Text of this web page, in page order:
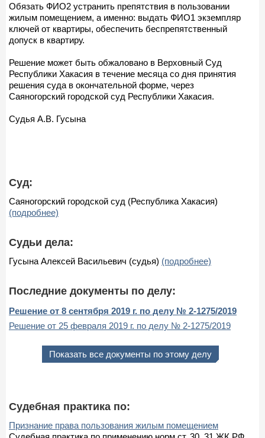
Обязать ФИО2 устранить препятствия в пользовании
жилым помещением, а именно: выдать ФИО1 экземпляр
ключей от квартиры, обеспечить беспрепятственный
допуск в квартиру.
Решение может быть обжаловано в Верховный Суд
Республики Хакасия в течение месяца со дня принятия
решения суда в окончательной форме, через
Саяногорский городской суд Республики Хакасия.
Судья А.В. Гусына
Суд:
Саяногорский городской суд (Республика Хакасия)
(подробнее)
Судьи дела:
Гусына Алексей Васильевич (судья) (подробнее)
Последние документы по делу:
Решение от 8 сентября 2019 г. по делу № 2-1275/2019
Решение от 25 февраля 2019 г. по делу № 2-1275/2019
Показать все документы по этому делу
Судебная практика по:
Признание права пользования жилым помещением